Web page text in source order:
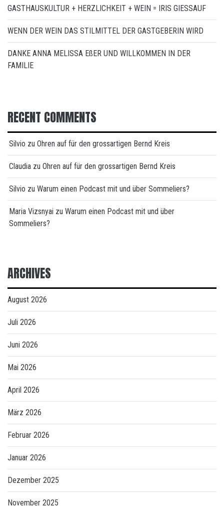
GASTHAUSKULTUR + HERZLICHKEIT + WEIN = IRIS GIESSAUF
WENN DER WEIN DAS STILMITTEL DER GASTGEBERIN WIRD
DANKE ANNA MELISSA EßER UND WILLKOMMEN IN DER
FAMILIE
RECENT COMMENTS
Silvio zu Ohren auf für den grossartigen Bernd Kreis
Claudia zu Ohren auf für den grossartigen Bernd Kreis
Silvio zu Warum einen Podcast mit und über Sommeliers?
Maria Vizsnyai zu Warum einen Podcast mit und über
Sommeliers?
ARCHIVES
August 2026
Juli 2026
Juni 2026
Mai 2026
April 2026
März 2026
Februar 2026
Januar 2026
Dezember 2025
November 2025